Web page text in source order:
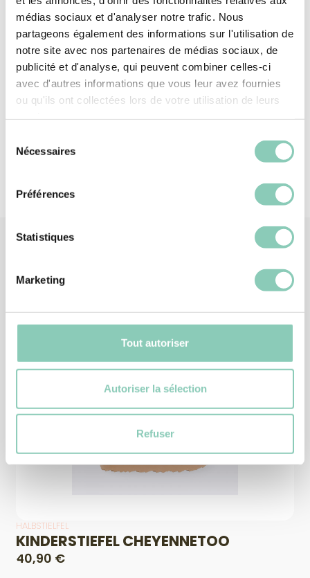
médias sociaux et d'analyser notre trafic. Nous
partageons également des informations sur l'utilisation de
notre site avec nos partenaires de médias sociaux, de
publicité et d'analyse, qui peuvent combiner celles-ci
avec d'autres informations que vous leur avez fournies
ou qu'ils ont collectées lors de votre utilisation de leurs
Nécessaires
Préférences
Statistiques
Marketing
Tout autoriser
Autoriser la sélection
Refuser
Oben/Schaft
Synthetischer Kautschuk
(auf Basis von SEBS)
Außensohle/Absatz
Synthetischer Kautschuk
(auf Basis von SEBS)
Ähnliche Produkte
HALBSTIELFEL
KINDERSTIEFEL CHEYENNETOO
40,90 €